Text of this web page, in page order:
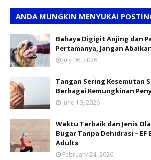
ANDA MUNGKIN MENYUKAI
Bahaya Digigit Anjing dan
Pertamanya, Jangan
July 06, 2026
Tangan Sering Kesemutan
Berbagai Kemungkinan
June 19, 2026
Waktu Terbaik dan Jenis
Bugar Tanpa Dehidrasi – EF
Adults
February 24, 2026